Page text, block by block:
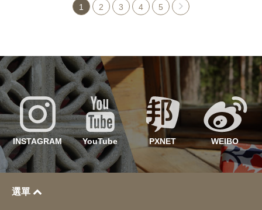
1 2 3 4 5
INSTAGRAM YouTube PXNET WEIBO
選單